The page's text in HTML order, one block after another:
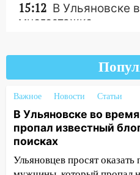
15:12 В Ульяновске
многоэтажке
какими
молодые мамы
13:02
Соцсети: на
Люксембург дерево
автомобиль
13:00
новых начинаний:
знаков зодиака на
Важное Новости Статьи
В Ульяновске во
пропал известный
поисках
Ульяновцев просят